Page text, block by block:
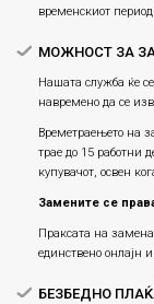
временскиот
МОЖНОСТ ЗА
Нашата служба ќе
навремено да се
Времетраењето на
трае до 15 работни
купувачот, освен
Замените се
Праксата на
единствено
БЕЗБЕДНО